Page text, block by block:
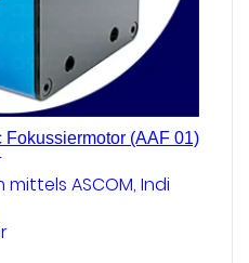
Fokussiermotor (AAF 01)
ASCOM, Indi